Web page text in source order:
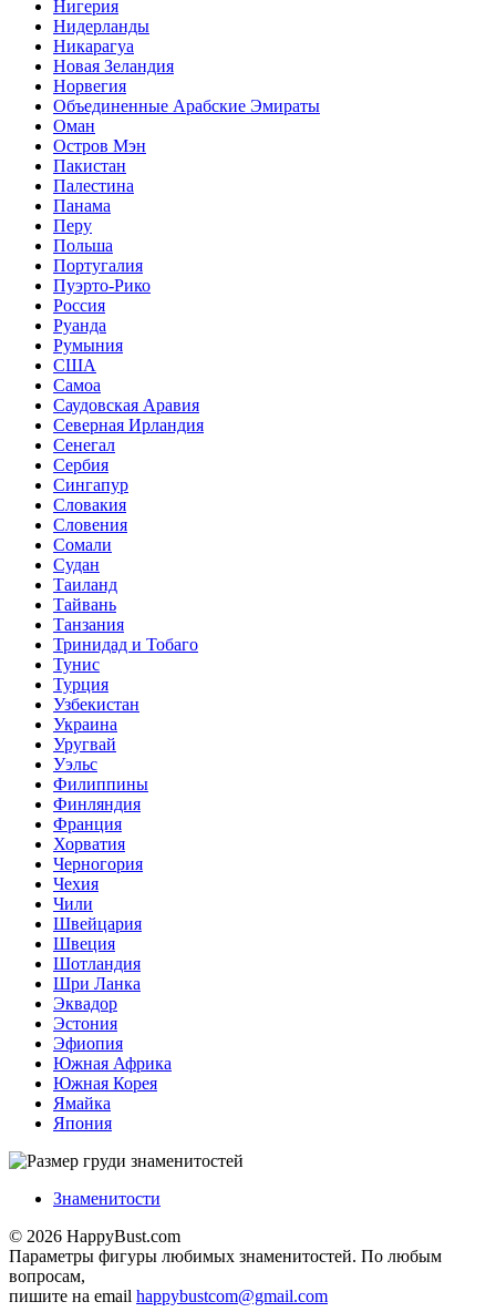
Нигерия
Нидерланды
Никарагуа
Новая Зеландия
Норвегия
Объединенные Арабские Эмираты
Оман
Остров Мэн
Пакистан
Палестина
Панама
Перу
Польша
Португалия
Пуэрто-Рико
Россия
Руанда
Румыния
США
Самоа
Саудовская Аравия
Северная Ирландия
Сенегал
Сербия
Сингапур
Словакия
Словения
Сомали
Судан
Таиланд
Тайвань
Танзания
Тринидад и Тобаго
Тунис
Турция
Узбекистан
Украина
Уругвай
Уэльс
Филиппины
Финляндия
Франция
Хорватия
Черногория
Чехия
Чили
Швейцария
Швеция
Шотландия
Шри Ланка
Эквадор
Эстония
Эфиопия
Южная Африка
Южная Корея
Ямайка
Япония
Знаменитости
© 2026 HappyBust.com
Параметры фигуры любимых знаменитостей. По любым
вопросам,
пишите на email happybustcom@gmail.com